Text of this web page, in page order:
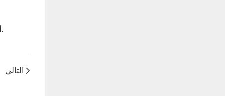
من خلال تقليل الحاجة إلى معدات رفع إضافية ، وتحسين عملية النقل بأكملها ، وتوفير رسوم العمل والإيجار.
التالي